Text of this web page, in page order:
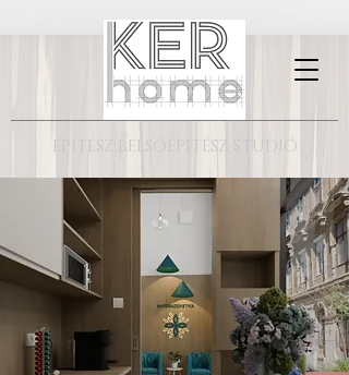
ÉPÍTÉSZ,BELSŐÉPÍTÉSZ STÚDIÓ